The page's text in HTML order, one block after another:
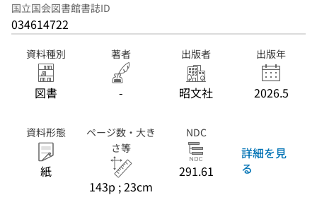
国立国会図書館書誌ID
034614722
資料種別
図書
著者
-
出版者
昭文社
出版年
2026.5
資料形態
紙
ページ数・大き
さ等
143p ; 23cm
NDC
291.61
詳細を見
る